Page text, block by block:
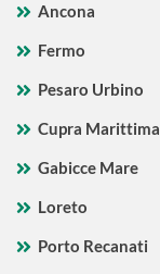
Ancona
Fermo
Pesaro Urbino
Cupra Marittima
Gabicce Mare
Loreto
Porto Recanati